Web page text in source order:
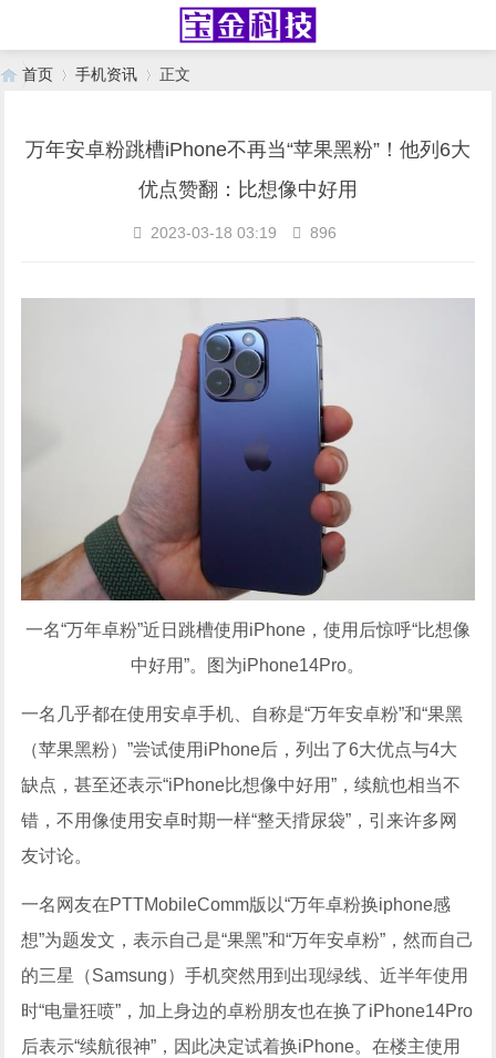
首页 手机资讯 正文
万年安卓粉跳槽iPhone不再当“苹果黑粉”！他列6大
优点赞翻：比想像中好用
2023-03-18 03:19 896
一名“万年卓粉”近日跳槽使用iPhone，使用后惊呼“比想像
中好用”。图为iPhone14Pro。
一名几乎都在使用安卓手机、自称是“万年安卓粉”和“果黑
（苹果黑粉）”尝试使用iPhone后，列出了6大优点与4大
缺点，甚至还表示“iPhone比想像中好用”，续航也相当不
错，不用像使用安卓时期一样“整天揹尿袋”，引来许多网
友讨论。
一名网友在PTTMobileComm版以“万年卓粉换iphone感
想”为题发文，表示自己是“果黑”和“万年安卓粉”，然而自己
的三星（Samsung）手机突然用到出现绿线、近半年使用
时“电量狂喷”，加上身边的卓粉朋友也在换了iPhone14Pro
后表示“续航很神”，因此决定试着换iPhone。在楼主使用